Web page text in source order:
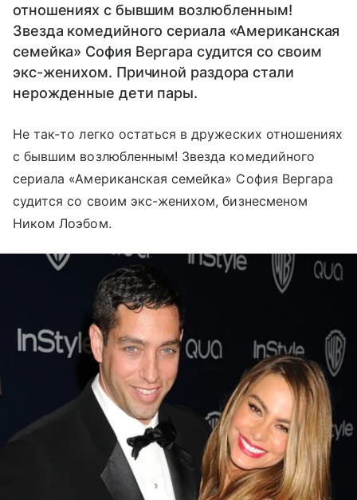
отношениях с бывшим возлюбленным!
Звезда комедийного сериала «Американская
семейка» София Вергара судится со своим
экс-женихом. Причиной раздора стали
нерожденные дети пары.
Не так-то легко остаться в дружеских отношениях
с бывшим возлюбленным! Звезда комедийного
сериала «Американская семейка» София Вергара
судится со своим экс-женихом, бизнесменом
Ником Лоэбом.